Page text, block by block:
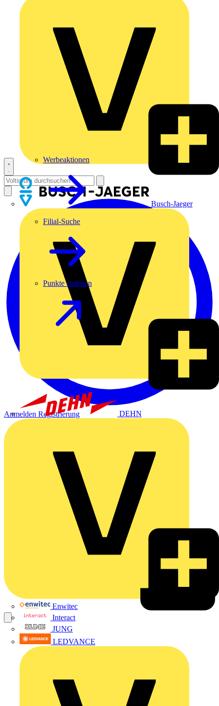
Busch-Jaeger
DEHN
Enwitec
Interact
JUNG
LEDVANCE
Werbeaktionen
Filial-Suche
Punkte einlösen
Anmelden Registrierung